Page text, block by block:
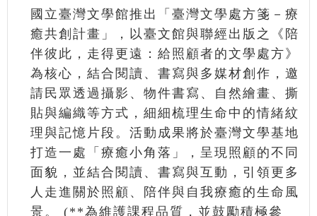
國立臺灣文學館推出「臺灣文學處方箋－療
癒共創計畫」，以臺文館與聯經出版之《陪
伴彼此，走得更遠：給照顧者的文學處方》
為核心，結合閱讀、書寫與多媒材創作，邀
請民眾透過攝影、物件書寫、自然繪畫、撕
貼與編織等方式，細細梳理生命中的情緒紋
理與記憶片段。活動成果將於臺灣文學基地
打造一處「療癒小角落」，呈現照顧的不同
面貌，並結合閱讀、書寫與互動，引領更多
人走進關於照顧、陪伴與自我療癒的生命風
景。 (**為維護課程品質，並鼓勵積極參